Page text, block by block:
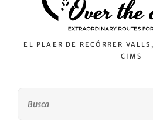
EL PLAER DE RECÓRRER
CIMS